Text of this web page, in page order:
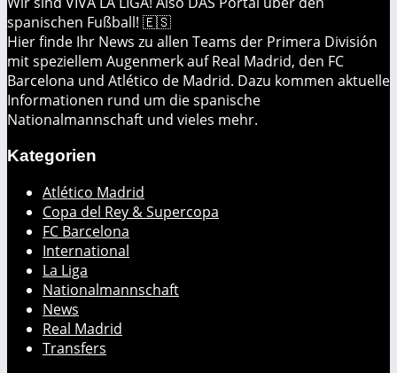
spanischen Fußball! 🇪🇸
Hier finde Ihr News zu allen Teams der Primera División
mit speziellem Augenmerk auf Real Madrid, den FC
Barcelona und Atlético de Madrid. Dazu kommen aktuelle
Informationen rund um die spanische
Nationalmannschaft und vieles mehr.
Kategorien
Atlético Madrid
Copa del Rey & Supercopa
FC Barcelona
International
La Liga
Nationalmannschaft
News
Real Madrid
Transfers